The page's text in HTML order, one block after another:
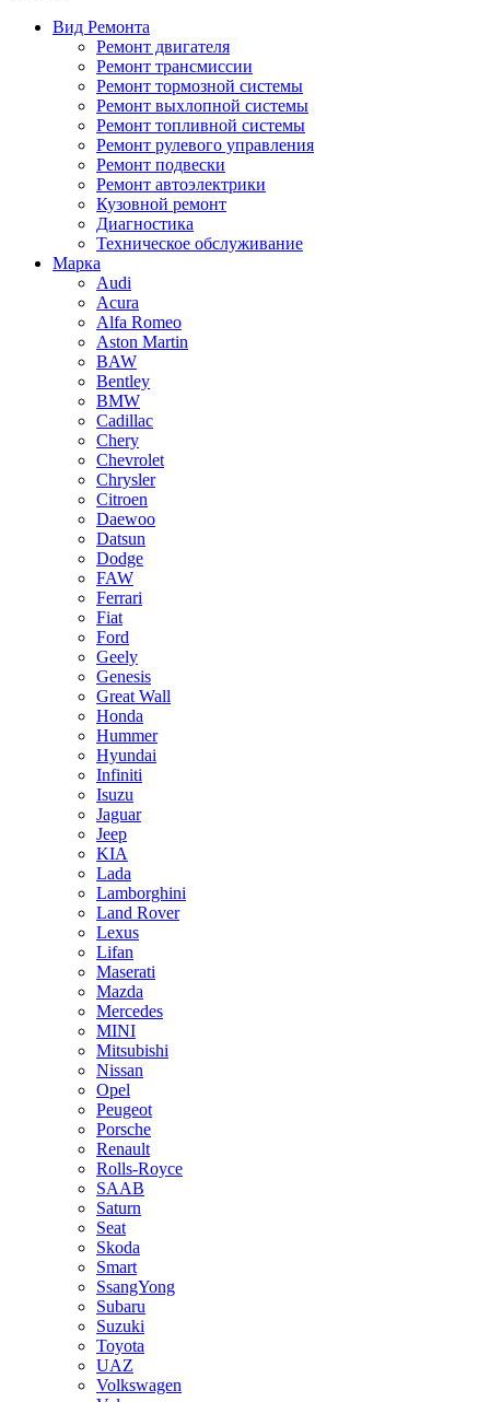
Вид Ремонта
Ремонт двигателя
Ремонт трансмиссии
Ремонт тормозной системы
Ремонт выхлопной системы
Ремонт топливной системы
Ремонт рулевого управления
Ремонт подвески
Ремонт автоэлектрики
Кузовной ремонт
Диагностика
Техническое обслуживание
Марка
Audi
Acura
Alfa Romeo
Aston Martin
BAW
Bentley
BMW
Cadillac
Chery
Chevrolet
Chrysler
Citroen
Daewoo
Datsun
Dodge
FAW
Ferrari
Fiat
Ford
Geely
Genesis
Great Wall
Honda
Hummer
Hyundai
Infiniti
Isuzu
Jaguar
Jeep
KIA
Lada
Lamborghini
Land Rover
Lexus
Lifan
Maserati
Mazda
Mercedes
MINI
Mitsubishi
Nissan
Opel
Peugeot
Porsche
Renault
Rolls-Royce
SAAB
Saturn
Seat
Skoda
Smart
SsangYong
Subaru
Suzuki
Toyota
UAZ
Volkswagen